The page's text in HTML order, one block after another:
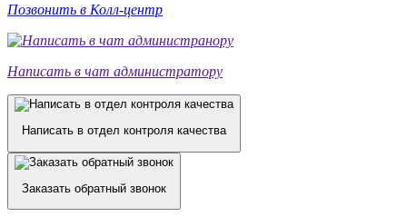
Позвонить в Колл-центр
Написать в чат администратору
Написать в отдел контроля качества
Заказать обратный звонок